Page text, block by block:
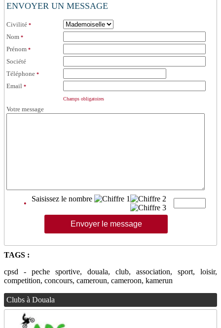
ENVOYER UN MESSAGE
Civilité *
Nom *
Prénom *
Société
Téléphone *
Email *
Champs obligatoires
Votre message
•
Saisissez le nombre
TAGS :
cpsd - peche sportive, douala, club, association, sport, loisir,
competition, concours, cameroun, cameroon, kamerun
Clubs à Douala